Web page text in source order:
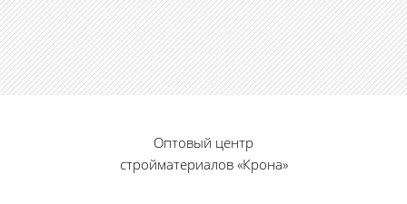
Оптовый центр
стройматериалов «Крона»